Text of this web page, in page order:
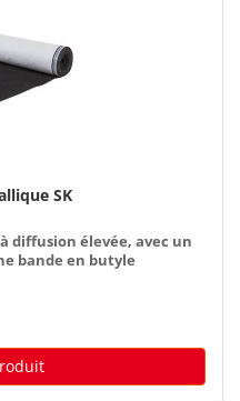
SK
diffusion élevée, avec un
bande en butyle